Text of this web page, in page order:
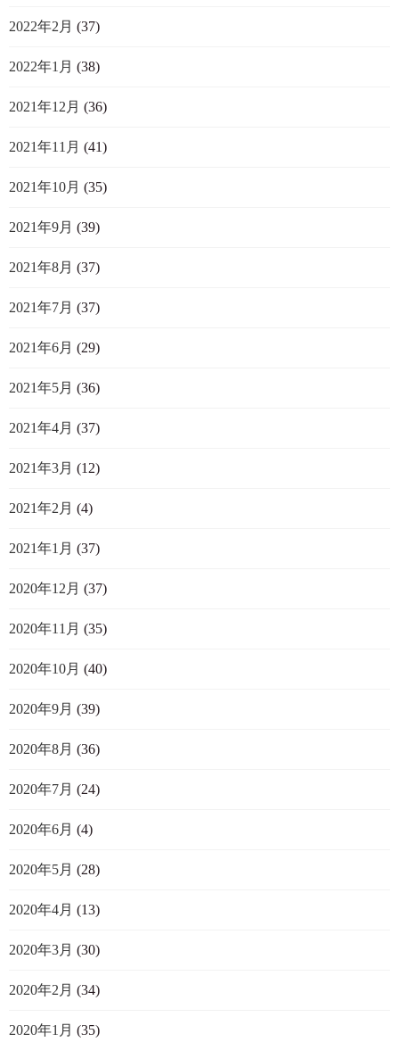
2022年2月 (37)
2022年1月 (38)
2021年12月 (36)
2021年11月 (41)
2021年10月 (35)
2021年9月 (39)
2021年8月 (37)
2021年7月 (37)
2021年6月 (29)
2021年5月 (36)
2021年4月 (37)
2021年3月 (12)
2021年2月 (4)
2021年1月 (37)
2020年12月 (37)
2020年11月 (35)
2020年10月 (40)
2020年9月 (39)
2020年8月 (36)
2020年7月 (24)
2020年6月 (4)
2020年5月 (28)
2020年4月 (13)
2020年3月 (30)
2020年2月 (34)
2020年1月 (35)